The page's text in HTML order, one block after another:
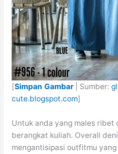
[Simpan Gambar| Sumber:
cute.blogspot.com]
Untuk anda yang males ribet
berangkat kuliah. Overall
mengantisipasi outfitmu